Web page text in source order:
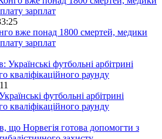
вже понад 1800 смертей, медики
зарплат
футбольні арбітрині
кваліфікаційного раунду